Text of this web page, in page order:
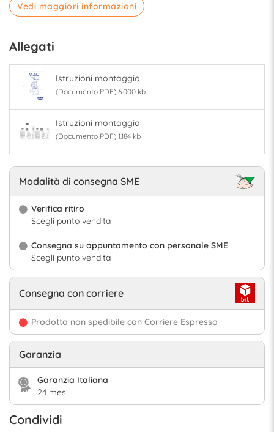
Vedi maggiori informazioni
Allegati
Istruzioni montaggio
(Documento PDF) 6.000 kb
Istruzioni montaggio
(Documento PDF) 1.184 kb
Modalità di consegna SME
Verifica ritiro
Scegli punto vendita
Consegna su appuntamento con personale SME
Scegli punto vendita
Consegna con corriere
Prodotto non spedibile con Corriere Espresso
Garanzia
Garanzia Italiana
24 mesi
Condividi